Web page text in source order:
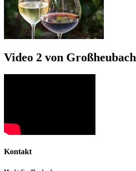
Video 2 von Großheubach
Kontakt